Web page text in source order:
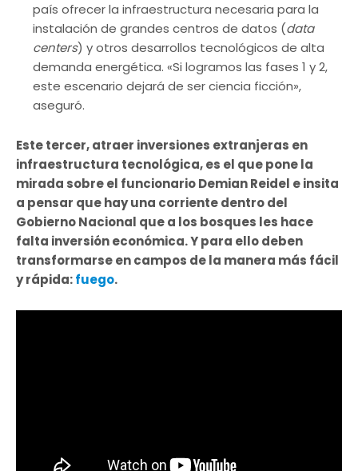
país ofrecer la infraestructura necesaria para la
instalación de grandes centros de datos (data
centers) y otros desarrollos tecnológicos de alta
demanda energética. «Si logramos las fases 1 y 2,
este escenario dejará de ser ciencia ficción»,
aseguró.
Este tercer, atraer inversiones extranjeras en
infraestructura tecnológica, es el que pone la
mirada sobre el funcionario Demian Reidel e insita
a pensar que hay una corriente dentro del
Gobierno Nacional que a los bosques les hace
falta inversión económica. Y para ello deben
transformarse en campos de la manera más fácil
y rápida:fuego.